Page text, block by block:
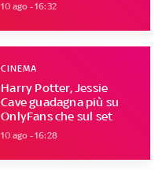
10 ago - 16:32
Harry Potter, Jessie
Cave guadagna più su
OnlyFans che sul set
CINEMA
10 ago - 16:28